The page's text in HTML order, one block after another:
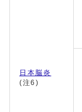
日本脳炎
(注6)